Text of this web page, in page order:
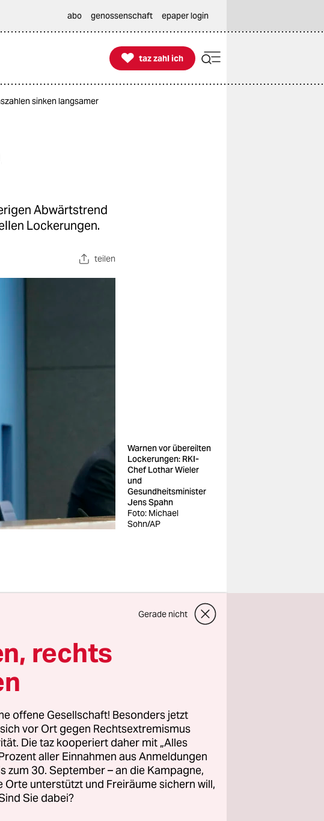
abo genossenschaft epaper login

taz zahl ich
taz zahl ich
sinken langsamer
Abwärtstrend
Lockerungen.
teilen
Warnen vor übereilten
Lockerungen: RKI-
Chef Lothar Wieler
und
Gesundheitsminister
Jens Spahn
Foto: Michael
Sohn/AP
war in den
fiel der 7-Tage-
auf 7.200.
Woche stagnierte
einen
der vergangenen
Ergebnisse
Woche im
Gerade nicht
rechts
offene Gesellschaft! Besonders jetzt
vor Ort gegen Rechtsextremismus
Die taz kooperiert daher mit „Alles
aller Einnahmen aus Anmeldungen
zum 30. September – an die Kampagne,
Orte unterstützt und Freiräume sichern will,
Sie dabei?